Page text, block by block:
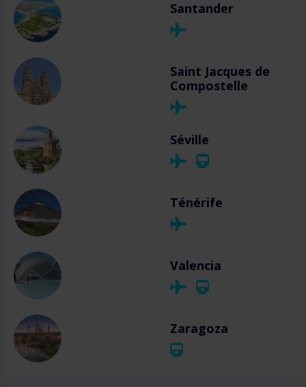
Santander
Saint Jacques de
Compostelle
Séville
Ténérife
Valencia
Zaragoza